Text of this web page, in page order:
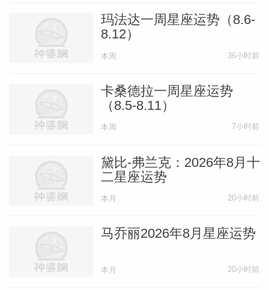
将到来之事了。探险。涉险。启悟。改变。
这些都是天王星主导的事项。因此如果你一
直都在渴望别样的生活，现在还等什么呢？
虑到本周的满月（周四），这同样也是结
束、定论的日子。而它会为新的篇章开辟出
路途。周五到周日，月亮都会在你的星宫
『双鱼座』惊奇，惊奇！
在周日，天王星造访你太阳星盘的基底宫
位，为一段改变与创新时期搭设舞台。2月
生的鱼儿们是从天王星及其惊奇之盒中获益
玛法达一周星座运势（8.6-
8.12）
本周 36小时前
卡桑德拉一周星座运势
（8.5-8.11）
本周 7小时前
黛比-弗兰克：2026年8月十
二星座运势
本月 20小时前
马乔丽2026年8月星座运势
本月 20小时前